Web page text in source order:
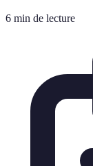
6 min de lecture